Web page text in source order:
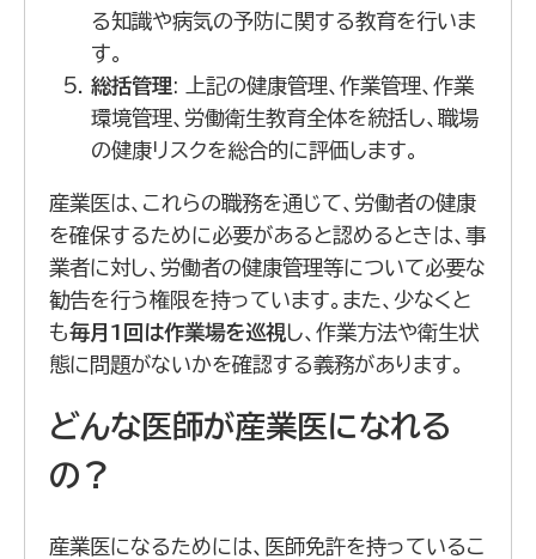
る知識や病気の予防に関する教育を行いま
す。
総括管理: 上記の健康管理、作業管理、作業
環境管理、労働衛生教育全体を統括し、職場
の健康リスクを総合的に評価します。
産業医は、これらの職務を通じて、労働者の健康
を確保するために必要があると認めるときは、事
業者に対し、労働者の健康管理等について必要な
勧告を行う権限を持っています。また、少なくと
も毎月1回は作業場を巡視し、作業方法や衛生状
態に問題がないかを確認する義務があります。
どんな医師が産業医になれる
の？
産業医になるためには、医師免許を持っているこ